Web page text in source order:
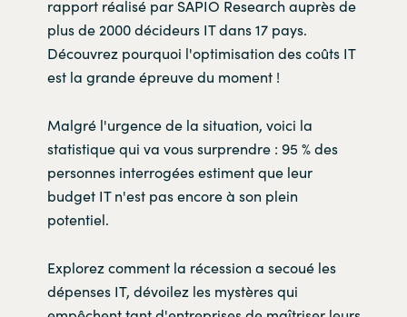
rapport réalisé par SAPIO Research auprès de
plus de 2000 décideurs IT dans 17 pays.
Découvrez pourquoi l'optimisation des coûts IT
est la grande épreuve du moment !
Malgré l'urgence de la situation, voici la
statistique qui va vous surprendre : 95 % des
personnes interrogées estiment que leur
budget IT n'est pas encore à son plein
potentiel.
Explorez comment la récession a secoué les
dépenses IT, dévoilez les mystères qui